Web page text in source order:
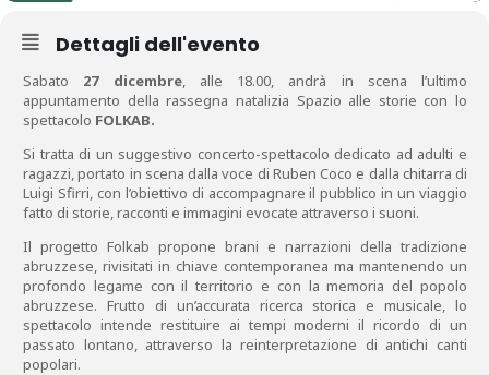
Dettagli dell'evento
Sabato 27 dicembre, alle 18.00, andrà in scena l’ultimo
appuntamento della rassegna natalizia Spazio alle storie con lo
spettacolo FOLKAB.
Si tratta di un suggestivo concerto-spettacolo dedicato ad adulti e
ragazzi, portato in scena dalla voce di Ruben Coco e dalla chitarra di
Luigi Sfirri, con l’obiettivo di accompagnare il pubblico in un viaggio
fatto di storie, racconti e immagini evocate attraverso i suoni.
Il progetto Folkab propone brani e narrazioni della tradizione
abruzzese, rivisitati in chiave contemporanea ma mantenendo un
profondo legame con il territorio e con la memoria del popolo
abruzzese. Frutto di un’accurata ricerca storica e musicale, lo
spettacolo intende restituire ai tempi moderni il ricordo di un
passato lontano, attraverso la reinterpretazione di antichi canti
popolari.